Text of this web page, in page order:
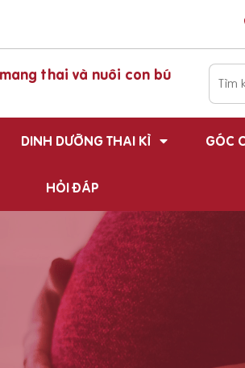
thai và nuôi con bú
DINH DƯỠNG THAI KÌ GÓC
HỎI ĐÁP